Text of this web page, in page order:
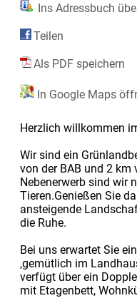
Ins Adressbuch
Teilen
Als PDF speichern
In Google Maps
Herzlich willkommen
Wir sind ein
von der BAB und 2
Nebenerwerb sind wir
Tieren.Genießen Sie
ansteigende
die Ruhe.
Bei uns erwartet Sie
,gemütlich im
verfügt über ein
mit Etagenbett,